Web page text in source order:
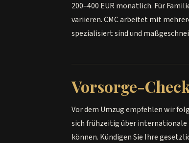
200–400 EUR monatlich. Für
variieren. CMC arbeitet mit
spezialisiert sind und
Vorsorge-
Vor dem Umzug empfehlen wir
sich frühzeitig über internationale
können. Kündigen Sie Ihre